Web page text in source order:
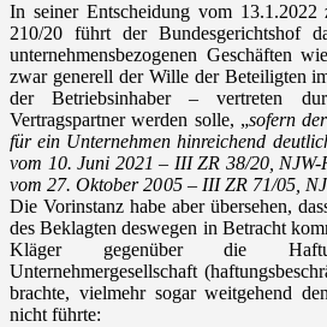
In seiner Entscheidung vom
210/20 führt der Bundesgerichtshof
unternehmensbezogenen Geschäften
zwar generell der Wille der Beteiligten
der Betriebsinhaber – vertreten
Vertragspartner werden solle, „sofern
für ein Unternehmen hinreichend
vom 10. Juni 2021 – III ZR 38/20,
vom 27. Oktober 2005 – III ZR 71/05,
Die Vorinstanz habe aber übersehen,
des Beklagten deswegen in Betracht
Kläger gegenüber die
Unternehmergesellschaft
brachte, vielmehr sogar weitgehend
nicht führte: